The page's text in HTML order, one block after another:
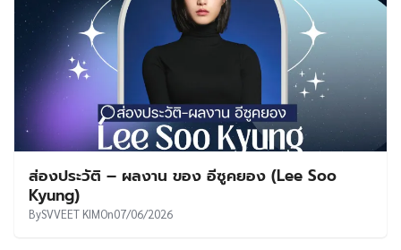
ส่องประวัติ – ผลงาน ของ อีซูคยอง (Lee Soo
Kyung)
BySVVEET KIMOn07/06/2026